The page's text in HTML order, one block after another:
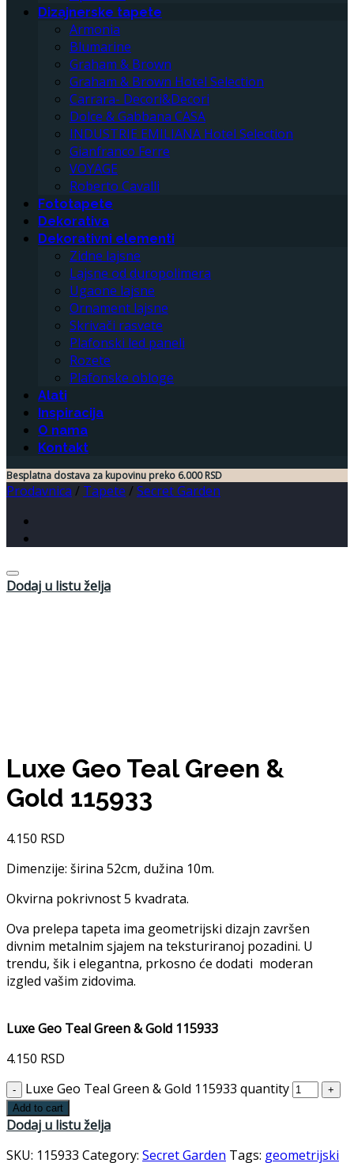
Dizajnerske tapete
Armonia
Blumarine
Graham & Brown
Graham & Brown Hotel Selection
Carrara- Decori&Decori
Dolce & Gabbana CASA
INDUSTRIE EMILIANA Hotel Selection
Gianfranco Ferre
VOYAGE
Roberto Cavalli
Fototapete
Dekorativa
Dekorativni elementi
Zidne lajsne
Lajsne od duropolimera
Ugaone lajsne
Ornament lajsne
Skrivači rasvete
Plafonski led paneli
Rozete
Plafonske obloge
Alati
Inspiracija
O nama
Kontakt
Besplatna dostava za kupovinu preko 6.000 RSD
Prodavnica / Tapete /Secret Garden
Dodaj u listu želja
Luxe Geo Teal Green &
Gold 115933
4.150 RSD
Dimenzije: širina 52cm, dužina 10m.
Okvirna pokrivnost 5 kvadrata.
Ova prelepa tapeta ima geometrijski dizajn završen
divnim metalnim sjajem na teksturiranoj pozadini. U
trendu, šik i elegantna, prkosno će dodati moderan
izgled vašim zidovima.
Luxe Geo Teal Green & Gold 115933
4.150 RSD
Luxe Geo Teal Green & Gold 115933 quantity
Add to cart
Dodaj u listu želja
SKU: 115933 Category: Secret Garden Tags: geometrijski